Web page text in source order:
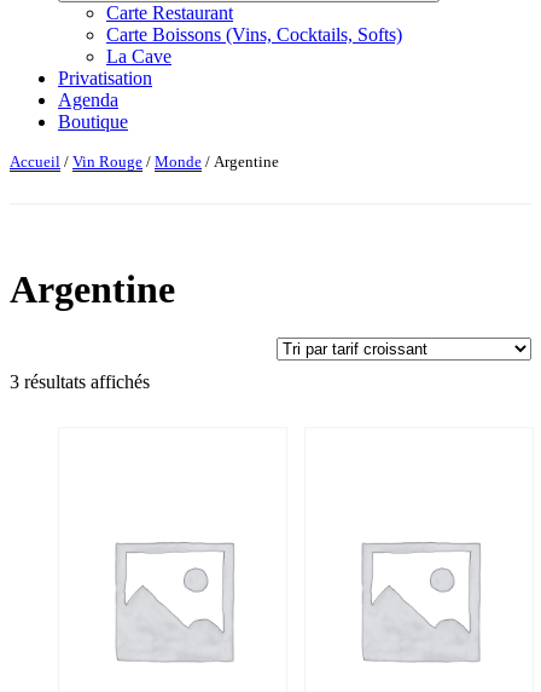
Carte Restaurant
Carte Boissons (Vins, Cocktails, Softs)
La Cave
Privatisation
Agenda
Boutique
Accueil / Vin Rouge / Monde / Argentine
Argentine
3 résultats affichésTrié